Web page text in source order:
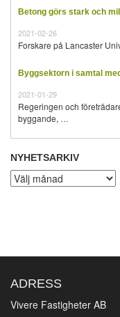
Betong görs stark och
2021-02-26
Forskare på Lancaster
Byggsektorn i samtal
2021-01-29
Regeringen och
byggande, …
NYHETSARKIV
Nyhetsarkiv
ADRESS
Vivere Fastigheter AB